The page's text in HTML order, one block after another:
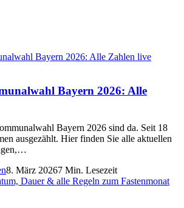
Bayern 2026: Alle
Bayern 2026 sind da. Seit 18
ausgezählt. Hier finden Sie alle aktuellen
8. März 20267 Min. Lesezeit